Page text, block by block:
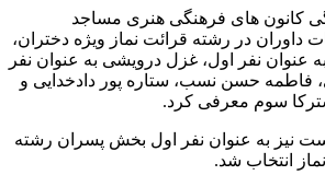
کانون های فرهنگی هنری مساجد
داوران در رشته قرائت نماز ویژه دختران،
عنوان نفر اول، غزل درویشی به عنوان نفر
فاطمه حسن نسب، ستاره پور دادخدایی و
سوم معرفی کرد.
به عنوان نفر اول بخش پسران رشته
انتخاب شد.